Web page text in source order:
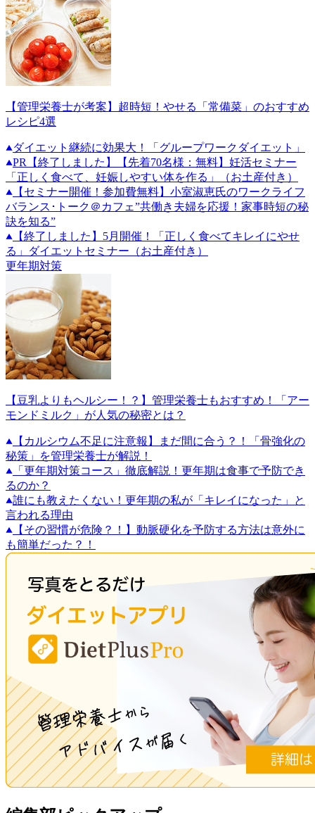
【管理栄養士が考案】超時短！やせる「常備菜」のおすすめ
レシピ4選
ダイエット継続に効果大！「グループワークダイエット」
PR
【終了しました】【先着70名様：無料】妊活セミナー
「正しく食べて、妊娠しやすい体を作る」（お土産付き）
【セミナー開催！参加費無料】小室淑恵氏のワークライフ
バランス･トーク＠カフェ”共働き夫婦を応援！家事時短の秘
訣を知る”
【終了しました】5月開催！「正しく食べてキレイにやせ
る」ダイエットセミナー（お土産付き）
更年期対策
【豆乳よりもヘルシー！？】管理栄養士もおすすめ！「アー
モンドミルク」が人気の秘密とは？
【カルシウム不足に注意報】まだ間に合う？！「骨強化の
秘策」を管理栄養士が解説！
「更年期対策コース」徹底解説！更年期は食事で予防でき
るのか？
誰にも教えたくない！更年期の私が「キレイになった」と
言われる理由
【その習慣が危険？！】動脈硬化を予防する方法は意外に
も簡単だった？！